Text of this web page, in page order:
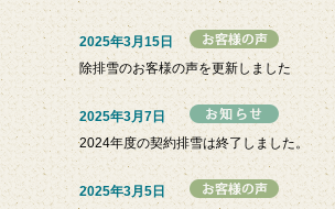
2025年3月15日
除排雪のお客様の声を更新しました
2025年3月7日
2024年度の契約排雪は終了しました。
2025年3月5日